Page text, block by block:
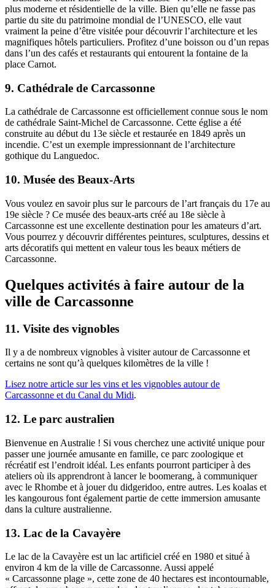
plus moderne et résidentielle de la ville. Bien qu’elle ne fasse pas
partie du site du patrimoine mondial de l’UNESCO, elle vaut
vraiment la peine d’être visitée pour découvrir l’architecture et les
magnifiques hôtels particuliers. Profitez d’une boisson ou d’un repas
dans l’un des cafés et restaurants qui entourent la fontaine de la
place Carnot.
9. Cathédrale de Carcassonne
La cathédrale de Carcassonne est officiellement connue sous le nom
de cathédrale Saint-Michel de Carcassonne. Cette église a été
construite au début du 13e siècle et restaurée en 1849 après un
incendie. C’est un exemple impressionnant de l’architecture
gothique du Languedoc.
10. Musée des Beaux-Arts
Vous voulez en savoir plus sur le parcours de l’art français du 17e au
19e siècle ? Ce musée des beaux-arts créé au 18e siècle à
Carcassonne est une excellente destination pour les amateurs d’art.
Vous pourrez y découvrir différentes peintures, sculptures, dessins et
arts décoratifs qui mettent en valeur tous les beaux métiers de
Carcassonne.
Quelques activités à faire autour de la
ville de Carcassonne
11. Visite des vignobles
Il y a de nombreux vignobles à visiter autour de Carcassonne et
certains ne sont qu’à quelques kilomètres de la ville !
Lisez notre article sur les vins et les vignobles autour de
Carcassonne et du Canal du Midi.
12. Le parc australien
Bienvenue en Australie ! Si vous cherchez une activité unique pour
passer une journée amusante en famille, ce parc zoologique et
récréatif est l’endroit idéal. Les enfants pourront participer à des
ateliers où ils apprendront à lancer le boomerang, à communiquer
avec le Rhombe et à jouer du didgeridoo, entre autres. Les koalas et
les kangourous font également partie de cette immersion amusante
dans la culture australienne.
13. Lac de la Cavayère
Le lac de la Cavayère est un lac artificiel créé en 1980 et situé à
environ 4 km de la ville de Carcassonne. Aussi appelé
« Carcassonne plage », cette zone de 40 hectares est incontournable,